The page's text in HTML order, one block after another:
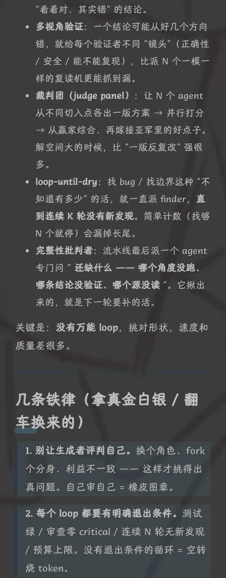
"看着对、其实错" 的结论。
多视角验证：一个结论可能从好几个方向
错，就给每个验证者不同 "镜头"（正确性
/ 安全 / 能不能复现），比派 N 个一模一
样的复读机更能抓到漏。
裁判团（judge panel） ：让 N 个 agent
从不同切入点各出一版方案 → 并行打分
→ 从赢家综合、再嫁接亚军里的好点子。
解空间大的时候，比 "一版反复改" 强很
多。
loop-until-dry：找 bug / 找边界这种 "不
知道有多少" 的活，就一直派 finder，
直
到连续 K 轮没有新发现。简单计数（找够
N 个就停）会漏掉长尾。
完整性批判者：流水线最后派一个 agent
专门问 " 还缺什么 —— 哪个角度没跑、
哪条结论没验证、哪个源没读 "。它揪出
来的，就是下一轮要补的活。
关键是： 没有万能 loop，挑对形状，速度和
质量差很多。
几条铁律（拿真金白银 / 翻
车换来的）
1. 别让生成者评判自己。 换个角色、fork
个分身、利益不一致 —— 这样才挑得出
真问题。自己审自己 = 橡皮图章。
2. 每个 loop 都要有明确退出条件。 测试
绿 / 审查零 critical / 连续 N 轮无新发现
/ 预算上限。没有退出条件的循环 = 空转
烧 token。